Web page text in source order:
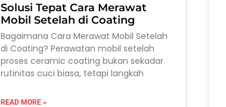
Solusi Tepat Cara Merawat
Mobil Setelah di Coating
Bagaimana Cara Merawat Mobil Setelah
di Coating? Perawatan mobil setelah
proses ceramic coating bukan sekadar
rutinitas cuci biasa, tetapi langkah
READ MORE »